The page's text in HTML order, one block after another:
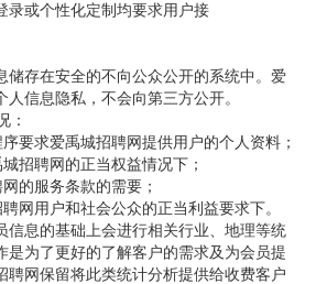
录或个性化定制均要求用户接
储存在安全的不向公众公开的系统中。爱
信息隐私，不会向第三方公开。
：
要求爱禹城招聘网提供用户的个人资料；
招聘网的正当权益情况下；
的服务条款的需要；
网用户和社会公众的正当利益要求下。
信息的基础上会进行相关行业、地理等统
是为了更好的了解客户的需求及为会员提
聘网保留将此类统计分析提供给收费客户